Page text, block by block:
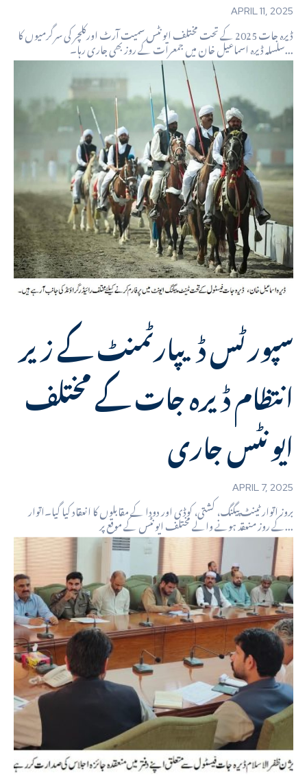
APRIL 11, 2025
ڈیرہ جات 2025 کے تحت مختلف ایونٹس سمیت آرٹ اورکلچر کی سرگرمیوں کا
سلسلہ ڈیرہ اسماعیل خان میں جمعرات کے روز بھی جاری رہا۔...
سپورٹس ڈیپارٹمنٹ کے زیر
انتظام ڈیرہ جات کے مختلف
ایونٹس جاری
APRIL 7, 2025
بروز اتوار ٹینٹ پیگنگ، کشتی، کوڈی اور دودا کے مقابلوں کا انعقاد کیا گیا۔اتوار
کے روز منعقد ہونے والے مختلف ایونٹس کے موقع پر...